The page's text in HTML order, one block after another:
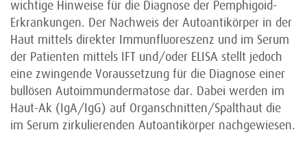
wichtige Hinweise für die Diagnose der Pemphigoid-
Erkrankungen. Der Nachweis der Autoantikörper in der
Haut mittels direkter Immunfluoreszenz und im Serum
der Patienten mittels IFT und/oder ELISA stellt jedoch
eine zwingende Voraussetzung für die Diagnose einer
bullösen Autoimmundermatose dar. Dabei werden im
Haut-Ak (IgA/IgG) auf Organschnitten/Spalthaut die
im Serum zirkulierenden Autoantikörper nachgewiesen.